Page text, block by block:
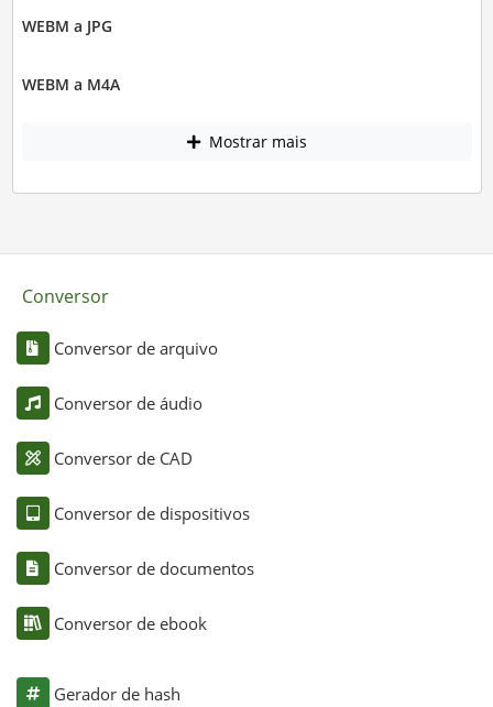
WEBM a JPG
WEBM a M4A
Mostrar mais
Conversor
Conversor de arquivo
Conversor de áudio
Conversor de CAD
Conversor de dispositivos
Conversor de documentos
Conversor de ebook
Gerador de hash